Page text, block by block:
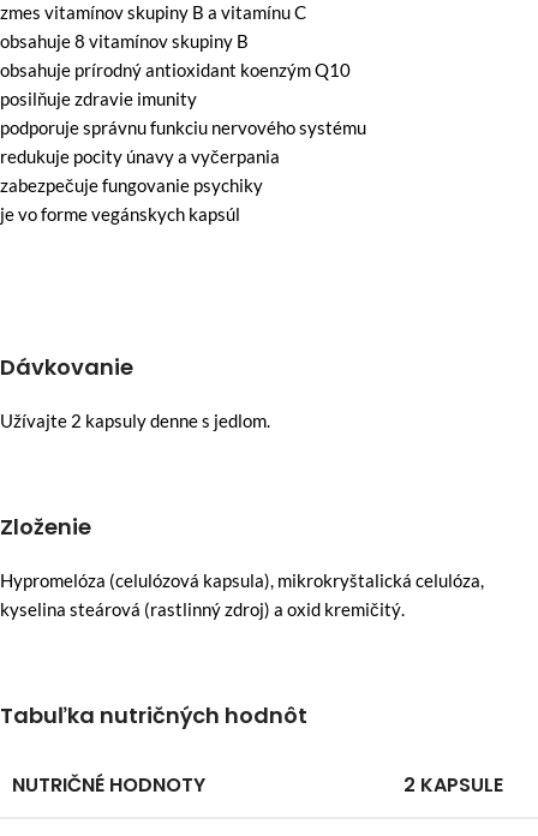
zmes vitamínov skupiny B a vitamínu C
obsahuje 8 vitamínov skupiny B
obsahuje prírodný antioxidant koenzým Q10
posilňuje zdravie imunity
podporuje správnu funkciu nervového systému
redukuje pocity únavy a vyčerpania
zabezpečuje fungovanie psychiky
je vo forme vegánskych kapsúl
Dávkovanie
Užívajte 2 kapsuly denne s jedlom.
Zloženie
Hypromelóza (celulózová kapsula), mikrokryštalická celulóza,
kyselina steárová (rastlinný zdroj) a oxid kremičitý.
Tabuľka nutričných hodnôt
NUTRIČNÉ HODNOTY 2 KAPSULE